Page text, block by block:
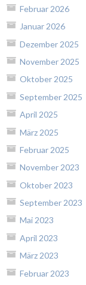
Februar 2026
Januar 2026
Dezember 2025
November 2025
Oktober 2025
September 2025
April 2025
März 2025
Februar 2025
November 2023
Oktober 2023
September 2023
Mai 2023
April 2023
März 2023
Februar 2023